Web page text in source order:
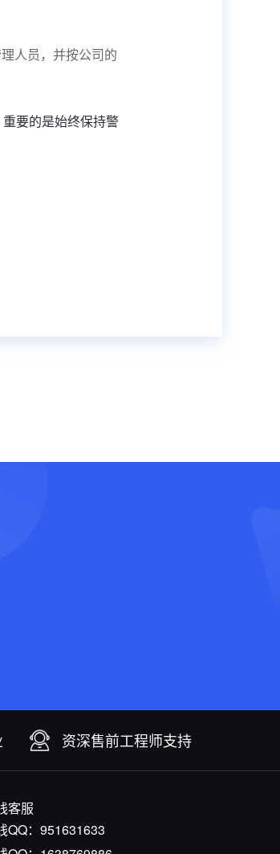
人员，并按公司的
要的是始终保持警
资深售前工程师支持
客服
QQ： 951631633